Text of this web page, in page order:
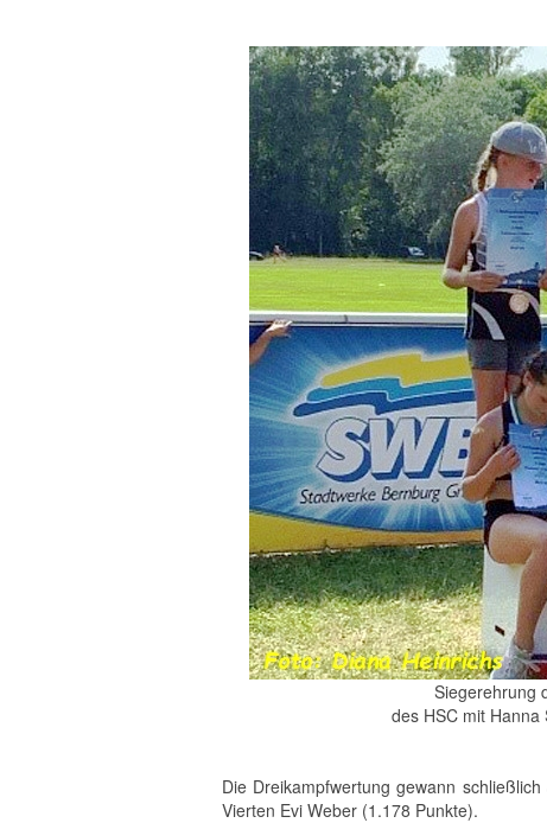
Siegerehrung
des HSC mit Hanna
Die Dreikampfwertung gewann
Vierten Evi Weber (1.178 Punkte).